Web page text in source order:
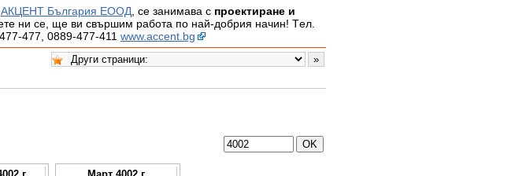
АКЦЕНТ България ЕООД, се занимава с проектиране и
ни се, ще ви свършим работа по най-добрия начин! Tел.
477, 0889-477-411 www.accent.bg